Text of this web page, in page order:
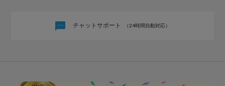
チャットサポート （24時間自動対応）